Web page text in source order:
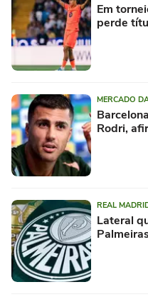
Em
perde
MERCADO
Rodri,
REAL
Lateral